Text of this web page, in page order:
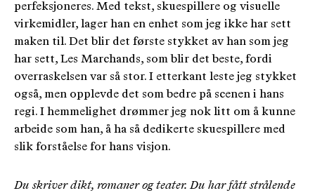
perfeksjoneres. Med tekst, skuespillere og visuelle
virkemidler, lager han en enhet som jeg ikke har sett
maken til. Det blir det første stykket av han som jeg
har sett, Les Marchands, som blir det beste, fordi
overraskelsen var så stor. I etterkant leste jeg stykket
også, men opplevde det som bedre på scenen i hans
regi. I hemmelighet drømmer jeg nok litt om å kunne
arbeide som han, å ha så dedikerte skuespillere med
slik forståelse for hans visjon.
Du skriver dikt, romaner og teater. Du har fått strålende